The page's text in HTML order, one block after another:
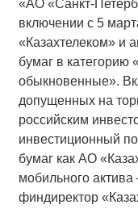
«АО «Санкт-
включении c 5
«Казахтелеком» и
бумаг в категорию
обыкновенные».
допущенных на
российским
инвестиционный
бумаг как АО
мобильного
финдиректор